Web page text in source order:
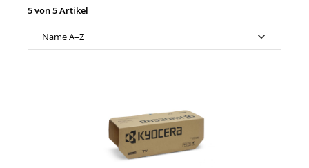
5 von 5 Artikel